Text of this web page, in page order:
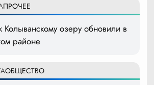
ПРОЧЕЕ
Колыванскому озеру обновили в
районе
ОБЩЕСТВО